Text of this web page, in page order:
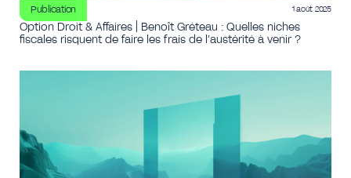
Publication 1 août 2025
Option Droit & Affaires | Benoît Gréteau : Quelles niches
fiscales risquent de faire les frais de l’austérité à venir ?